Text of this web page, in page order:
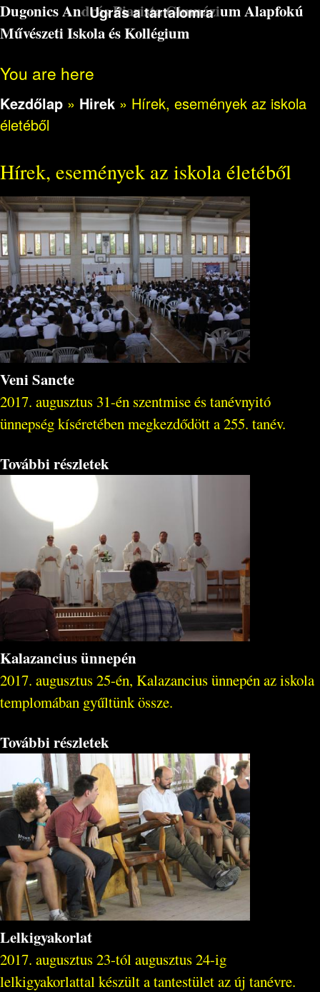
Ugrás a tartalomra
Dugonics András Piarista Gimnázium Alapfokú
Művészeti Iskola és Kollégium
You are here
Kezdőlap » Hirek » Hírek, események az iskola
életéből
Hírek, események az iskola életéből
Veni Sancte
2017. augusztus 31-én szentmise és tanévnyitó
ünnepség kíséretében megkezdődött a 255. tanév.
További részletek
Kalazancius ünnepén
2017. augusztus 25-én, Kalazancius ünnepén az iskola
templomában gyűltünk össze.
További részletek
Lelkigyakorlat
2017. augusztus 23-tól augusztus 24-ig
lelkigyakorlattal készült a tantestület az új tanévre.